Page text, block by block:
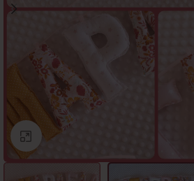
Click to enlarge